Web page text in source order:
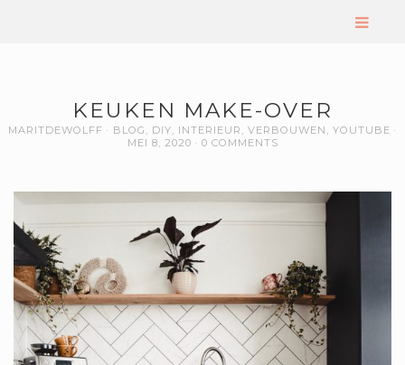
KEUKEN MAKE-OVER
MARITDEWOLFF BLOG , DIY, INTERIEUR , VERBOUWEN , YOUTUBE
MEI 8, 2020
0 COMMENTS